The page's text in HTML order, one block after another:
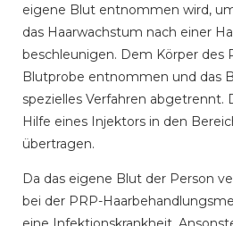
eigene Blut entnommen wird,
das Haarwachstum nach einer
beschleunigen. Dem Körper des
Blutprobe entnommen und das
spezielles Verfahren abgetrennt.
Hilfe eines Injektors in den
übertragen.
Da das eigene Blut der Person
bei der PRP-